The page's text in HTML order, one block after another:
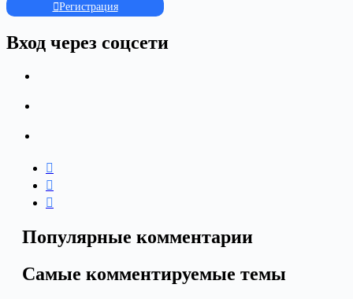
Регистрация
Вход через соцсети
Популярные комментарии
Самые комментируемые темы